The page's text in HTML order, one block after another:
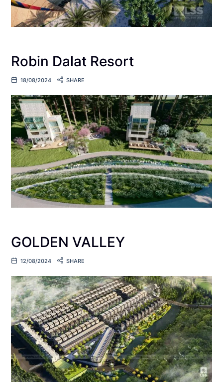
Robin Dalat Resort
18/08/2024 SHARE
GOLDEN VALLEY
12/08/2024 SHARE